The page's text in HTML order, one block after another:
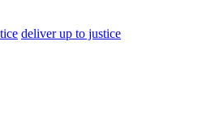
deliver up to justice